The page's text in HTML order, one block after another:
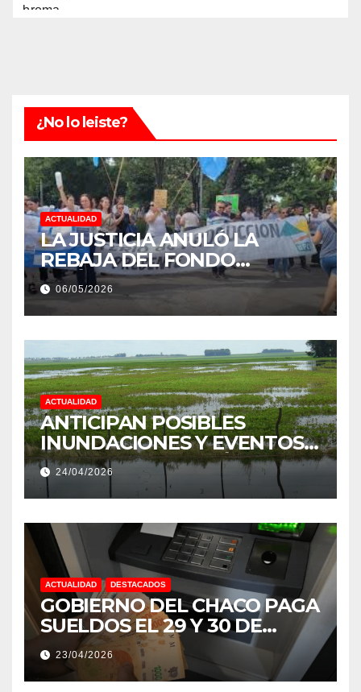
¿No lo leiste?
ACTUALIDAD
LA JUSTICIA ANULÓ LA
REBAJA DEL FONDO
ESTÍMULO A EMPLEADOS DE
PRODUCCIÓN DE LA
PROVINCIA DEL CHACO
06/05/2026
ACTUALIDAD
ANTICIPAN POSIBLES
INUNDACIONES Y EVENTOS
EXTREMOS: “PODRÍA SER UN
NIÑO MUY IMPORTANTE”
24/04/2026
ACTUALIDAD DESTACADOS
GOBIERNO DEL CHACO PAGA
SUELDOS EL 29 Y 30 DE
ABRIL, CON EL 2% DE
AUMENTO
23/04/2026